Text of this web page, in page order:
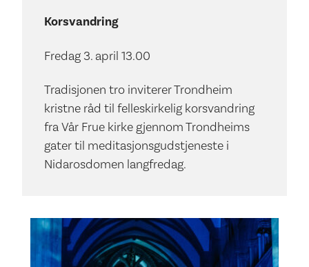
Korsvandring
Fredag 3. april 13.00
Tradisjonen tro inviterer Trondheim
kristne råd til felleskirkelig korsvandring
fra Vår Frue kirke gjennom Trondheims
gater til meditasjonsgudstjeneste i
Nidarosdomen langfredag.